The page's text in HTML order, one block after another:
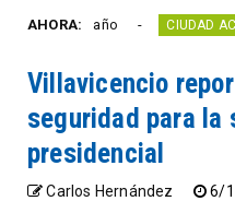
AHORA:
este año CIUDAD ACTIVA
Villavicencio
seguridad para la
presidencial
Carlos Hernández 6/